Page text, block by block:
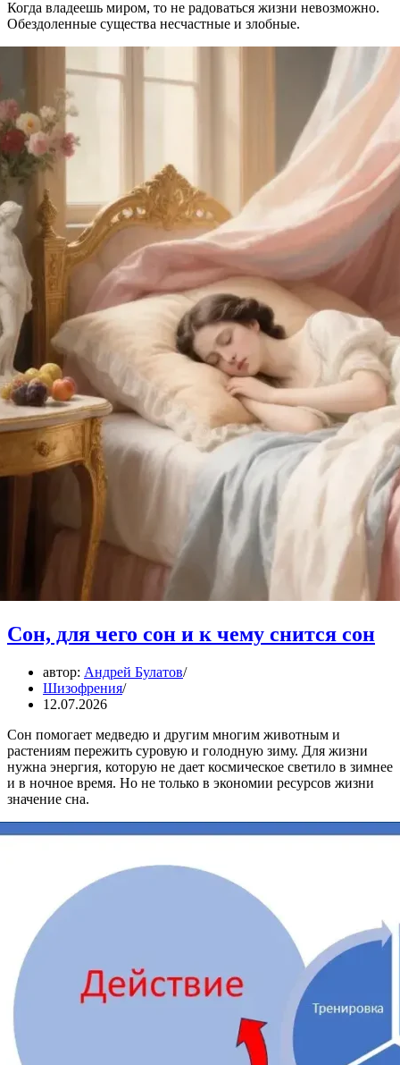
Когда владеешь миром, то не радоваться жизни невозможно.
Обездоленные существа несчастные и злобные.
Сон, для чего сон и к чему снится сон
автор: Андрей Булатов
Шизофрения
12.07.2026
Сон помогает медведю и другим многим животным и
растениям пережить суровую и голодную зиму. Для жизни
нужна энергия, которую не дает космическое светило в зимнее
и в ночное время. Но не только в экономии ресурсов жизни
значение сна.